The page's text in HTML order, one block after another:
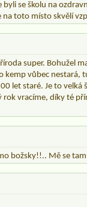
se školu na
na toto místo skvělí
super. Bohužel
kemp vůbec nestará,
let staré. Je to velká
rok vracíme, díky té
božsky!!.. Mě se